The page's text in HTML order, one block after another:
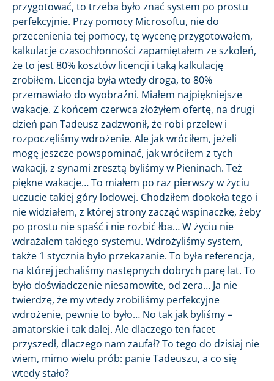
przygotować, to trzeba było znać system po prostu
perfekcyjnie. Przy pomocy Microsoftu, nie do
przecenienia tej pomocy, tę wycenę przygotowałem,
kalkulacje czasochłonności zapamiętałem ze szkoleń,
że to jest 80% kosztów licencji i taką kalkulację
zrobiłem. Licencja była wtedy droga, to 80%
przemawiało do wyobraźni. Miałem najpiękniejsze
wakacje. Z końcem czerwca złożyłem ofertę, na drugi
dzień pan Tadeusz zadzwonił, że robi przelew i
rozpoczęliśmy wdrożenie. Ale jak wróciłem, jeżeli
mogę jeszcze powspominać, jak wróciłem z tych
wakacji, z synami zresztą byliśmy w Pieninach. Też
piękne wakacje… To miałem po raz pierwszy w życiu
uczucie takiej góry lodowej. Chodziłem dookoła tego i
nie widziałem, z której strony zacząć wspinaczkę, żeby
po prostu nie spaść i nie rozbić łba… W życiu nie
wdrażałem takiego systemu. Wdrożyliśmy system,
także 1 stycznia było przekazanie. To była referencja,
na której jechaliśmy następnych dobrych parę lat. To
było doświadczenie niesamowite, od zera… Ja nie
twierdzę, że my wtedy zrobiliśmy perfekcyjne
wdrożenie, pewnie to było… No tak jak byliśmy –
amatorskie i tak dalej. Ale dlaczego ten facet
przyszedł, dlaczego nam zaufał? To tego do dzisiaj nie
wiem, mimo wielu prób: panie Tadeuszu, a co się
wtedy stało?